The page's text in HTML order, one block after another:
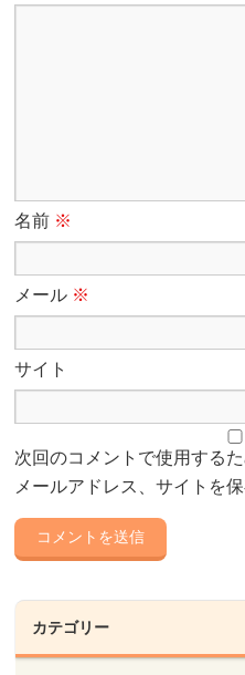
名前 ※
メール ※
サイト
次回のコメントで使用する
メールアドレス、サイトを保
カテゴリー